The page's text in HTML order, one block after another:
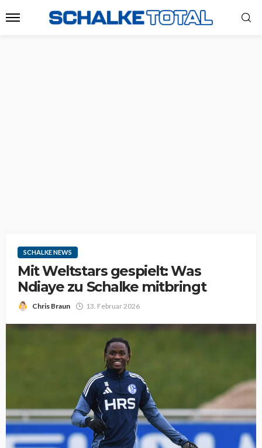
SCHALKE NEWS
Mit Weltstars gespielt: Was
Ndiaye zu Schalke mitbringt
Chris Braun 13. Februar 2026